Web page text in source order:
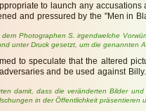
to launch any
and pressured by the "Men in
Photographen S. irgendwelche
unter Druck gesetzt, um die genannten
to speculate that the altered
and be used against
damit, dass die veränderten Bilder
in der Öffentlichkeit präsentieren